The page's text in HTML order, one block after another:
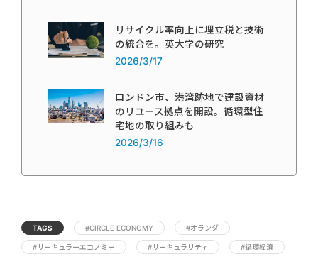
リサイクル率向上に埋立税と技術
の統合を。英大学の研究
2026/3/17
ロンドン市、港湾跡地で建設資材
のリユース拠点を開設。循環型住
宅地の取り組みも
2026/3/16
TAGS #CIRCLE ECONOMY #オランダ
#サーキュラーエコノミー #サーキュラリティ #循環経済